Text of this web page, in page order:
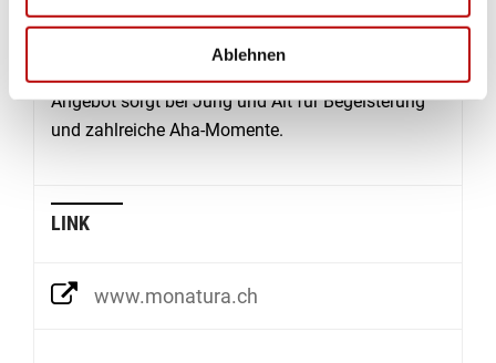
Ablehnen
Trends rund um ihr liebstes Hobby. Ob zum Binden
von CDC-Fliegen, Beobachtungen zur Biodiversität
Angebot sorgt bei Jung und Alt für Begeisterung
und zahlreiche Aha-Momente.
LINK
www.monatura.ch